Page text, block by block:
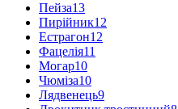
Пейза13
Пирійник12
Естрагон12
Фацелія11
Могар10
Чюміза10
Лядвенець9